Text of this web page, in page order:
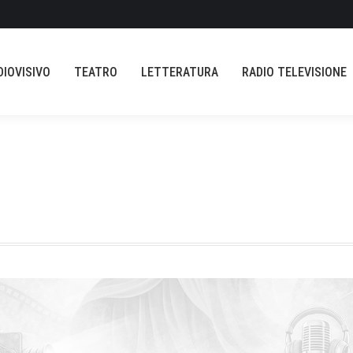
TEATRO LETTERATURA RADIO TELEVISIONE
TEATRO LETTERATURA RADIO